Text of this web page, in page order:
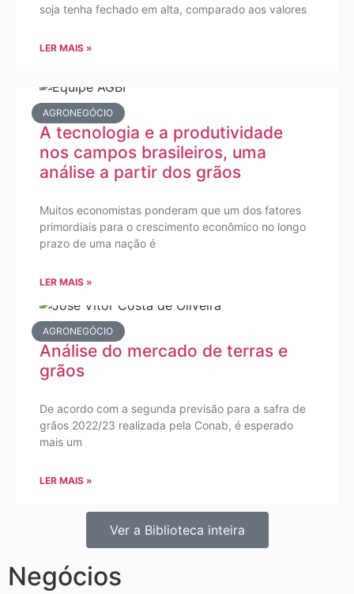
soja tenha fechado em alta, comparado aos valores
LER MAIS »
AGRONEGÓCIO
A tecnologia e a produtividade
nos campos brasileiros, uma
análise a partir dos grãos
Muitos economistas ponderam que um dos fatores
primordiais para o crescimento econômico no longo
prazo de uma nação é
LER MAIS »
AGRONEGÓCIO
Análise do mercado de terras e
grãos
De acordo com a segunda previsão para a safra de
grãos 2022/23 realizada pela Conab, é esperado
mais um
LER MAIS »
Ver a Biblioteca inteira
Negócios